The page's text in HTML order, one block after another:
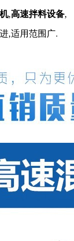
,高速拌料设备,
,适用范围广.